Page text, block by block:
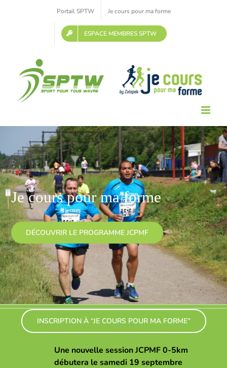
Portail SPTW Je cours pour ma forme
ESPACE MEMBRES SPTW
Je cours pour ma forme
DÉCOUVRIR LE PROGRAMME JCPMF
INSCRIPTION À “JE COURS POUR MA FORME”
Une nouvelle session JCPMF 0-5km
débutera le samedi 19 septembre